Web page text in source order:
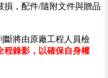
損，配件/隨附文件與贈品
將由原廠工程人員檢
程錄影，以確保自身權